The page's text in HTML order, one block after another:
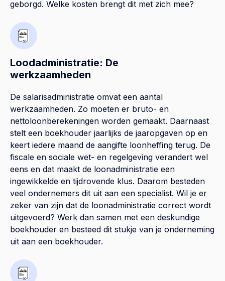
geborgd. Welke kosten brengt dit met zich mee?
Loodadministratie: De
werkzaamheden
De salarisadministratie omvat een aantal
werkzaamheden. Zo moeten er bruto- en
nettoloonberekeningen worden gemaakt. Daarnaast
stelt een boekhouder jaarlijks de jaaropgaven op en
keert iedere maand de aangifte loonheffing terug. De
fiscale en sociale wet- en regelgeving verandert wel
eens en dat maakt de loonadministratie een
ingewikkelde en tijdrovende klus. Daarom besteden
veel ondernemers dit uit aan een specialist. Wil je er
zeker van zijn dat de loonadministratie correct wordt
uitgevoerd? Werk dan samen met een deskundige
boekhouder en besteed dit stukje van je onderneming
uit aan een boekhouder.